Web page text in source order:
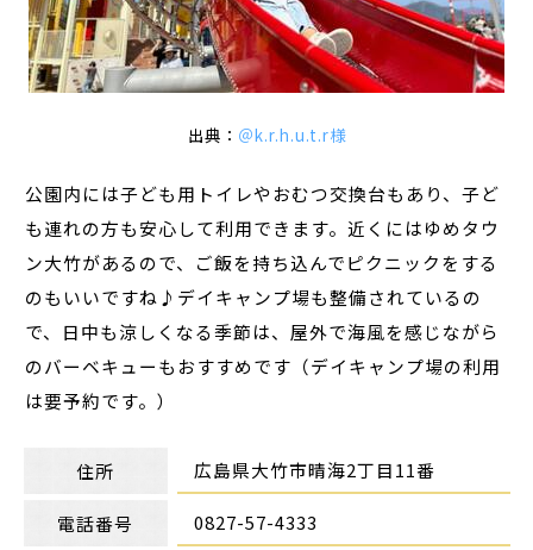
出典： ＠k.r.h.u.t.r様
公園内には子ども用トイレやおむつ交換台もあり、子ど
も連れの方も安心して利用できます。近くにはゆめタウ
ン大竹があるので、ご飯を持ち込んでピクニックをする
のもいいですね♪デイキャンプ場も整備されているの
で、日中も涼しくなる季節は、屋外で海風を感じながら
のバーベキューもおすすめです（デイキャンプ場の利用
は要予約です。）
住所 広島県大竹市晴海2丁目11番
電話番号 0827-57-4333